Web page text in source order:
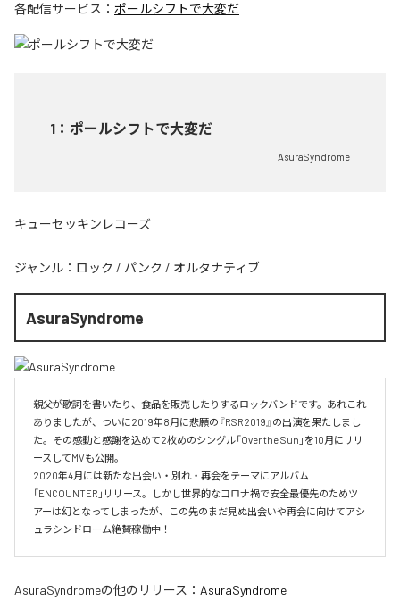
各配信サービス： ポールシフトで大変だ
1 ： ポールシフトで大変だ
AsuraSyndrome
キューセッキンレコーズ
ジャンル： ロック / パンク / オルタナティブ
AsuraSyndrome
親父が歌詞を書いたり、食品を販売したりするロックバンドです。あれこれ
ありましたが、ついに2019年8月に悲願の『RSR2019』の出演を果たしまし
た。その感動と感謝を込めて2枚めのシングル「Over the Sun」を10月にリリ
ースしてMVも公開。
2020年4月には新たな出会い・別れ・再会をテーマにアルバム
「ENCOUNTER」リリース。しかし世界的なコロナ禍で安全最優先のためツ
アーは幻となってしまったが、この先のまだ見ぬ出会いや再会に向けてアシ
ュラシンドローム絶賛稼働中！
AsuraSyndromeの他のリリース： AsuraSyndrome